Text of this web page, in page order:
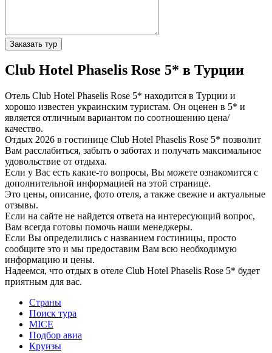
Заказать тур
Club Hotel Phaselis Rose 5* в Турции
Отель Club Hotel Phaselis Rose 5* находится в Турции и
хорошо известен украинским туристам. Он оценен в 5* и
является отличным вариантом по соотношению цена/
качество.
Отдых 2026 в гостинице Club Hotel Phaselis Rose 5* позволит
Вам расслабиться, забыть о заботах и получать максимальное
удовольствие от отдыха.
Если у Вас есть какие-то вопросы, Вы можете ознакомится с
дополнительной информацией на этой странице.
Это цены, описание, фото отеля, а также свежие и актуальные
отзывы.
Если на сайте не найдется ответа на интересующий вопрос,
Вам всегда готовы помочь наши менеджеры.
Если Вы определились с названием гостиницы, просто
сообщите это и мы предоставим Вам всю необходимую
информацию и цены.
Надеемся, что отдых в отеле Club Hotel Phaselis Rose 5* будет
приятным для вас.
Страны
Поиск тура
MICE
Подбор авиа
Круизы